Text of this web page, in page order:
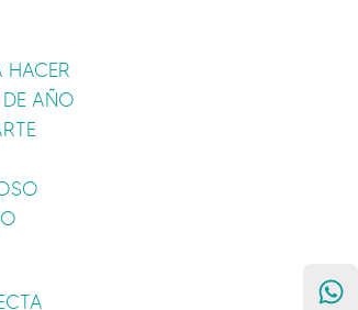
HACER
DE AÑO